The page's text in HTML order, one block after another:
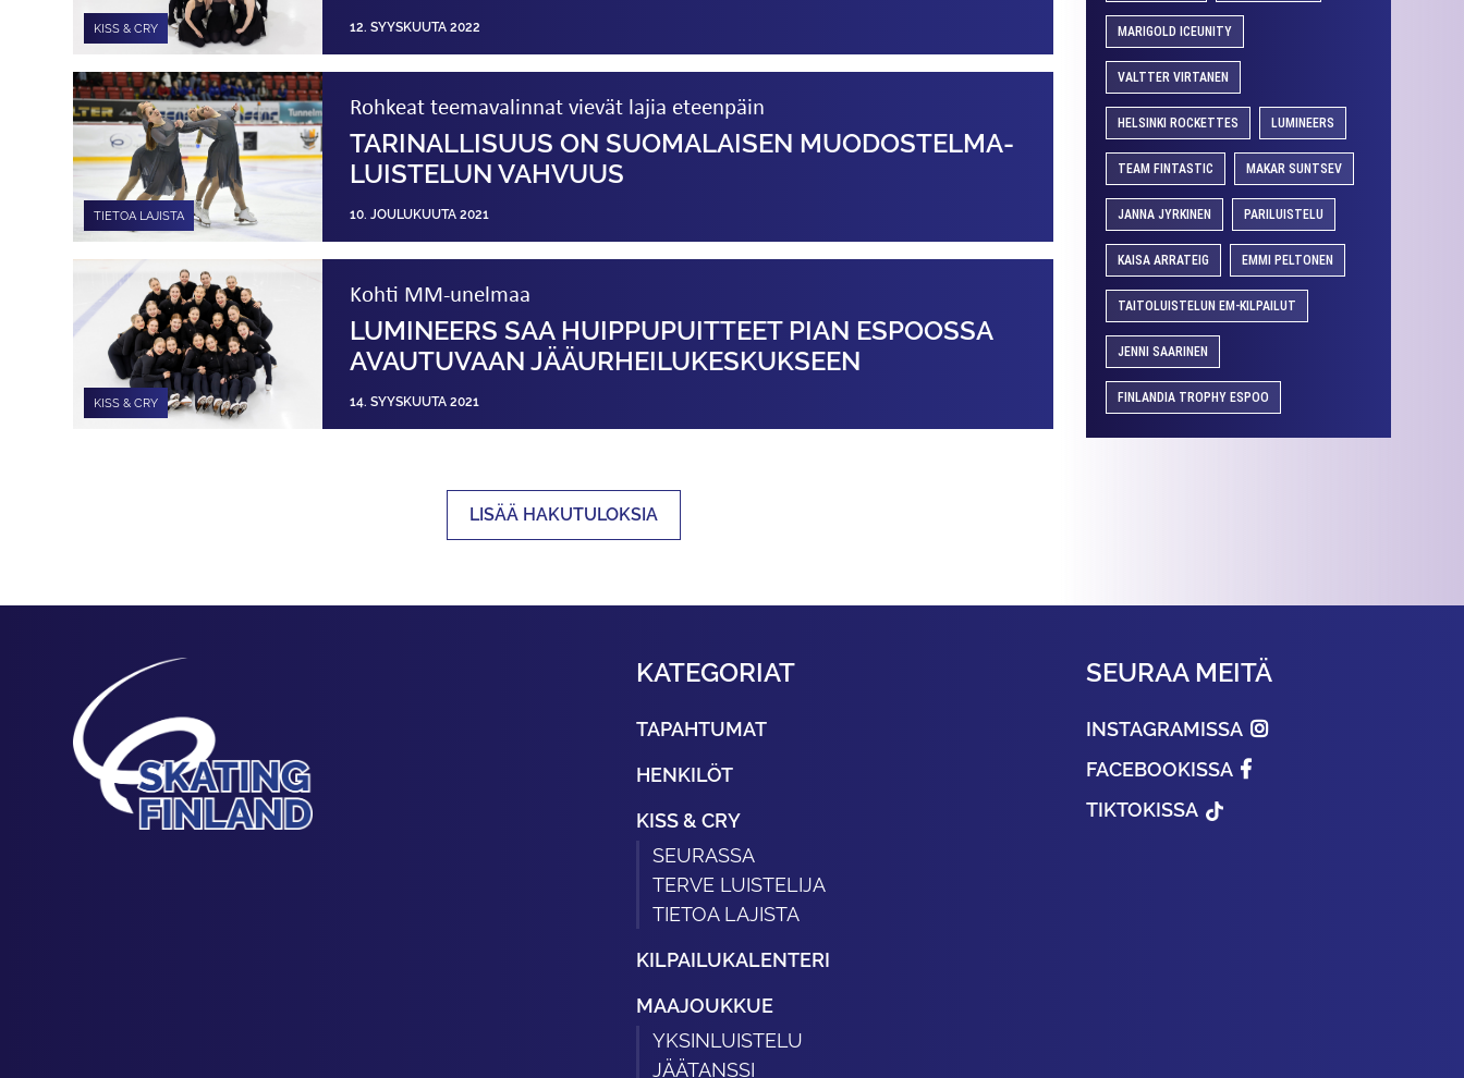
KISS & CRY 12. SYYSKUUTA 2022
TIETOA LAJISTA
Rohkeat teemavalinnat vievät lajia eteenpäin
TARINALLISUUS ON SUOMALAISEN MUODOSTELMA­
LUISTELUN VAHVUUS
10. JOULUKUUTA 2021
KISS & CRY
Kohti MM-unelmaa
LUMINEERS SAA HUIPPUPUITTEET PIAN ESPOOSSA
AVAUTUVAAN JÄÄURHEILU­KESKUKSEEN
14. SYYSKUUTA 2021
LISÄÄ HAKUTULOKSIA
MARIGOLD ICEUNITY
VALTTER VIRTANEN
HELSINKI ROCKETTES LUMINEERS
TEAM FINTASTIC MAKAR SUNTSEV
JANNA JYRKINEN PARILUISTELU
KAISA ARRATEIG EMMI PELTONEN
TAITOLUISTELUN EM-KILPAILUT
JENNI SAARINEN
FINLANDIA TROPHY ESPOO
KATEGORIAT
TAPAHTUMAT
HENKILÖT
KISS & CRY
SEURASSA
TERVE LUISTELIJA
TIETOA LAJISTA
KILPAILUKALENTERI
MAAJOUKKUE
YKSINLUISTELU
JÄÄTANSSI
SEURAA MEITÄ
INSTAGRAMISSA
FACEBOOKISSA
TIKTOKISSA